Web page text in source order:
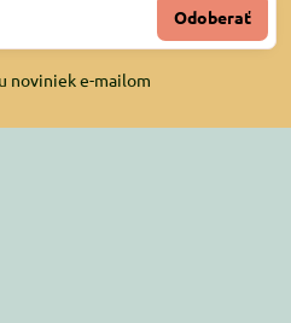
Odoberať
noviniek e-mailom